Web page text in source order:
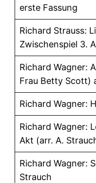
erste Fassung
Richard Strauss:
Zwischenspiel 3.
Richard Wagner:
Frau Betty Scott)
Richard Wagner:
Richard Wagner:
Akt (arr. A.
Richard Wagner:
Strauch